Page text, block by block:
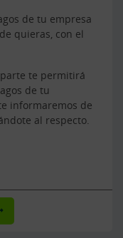
de tu empresa
quieras, con el
te permitirá
de tu
informaremos de
al respecto.